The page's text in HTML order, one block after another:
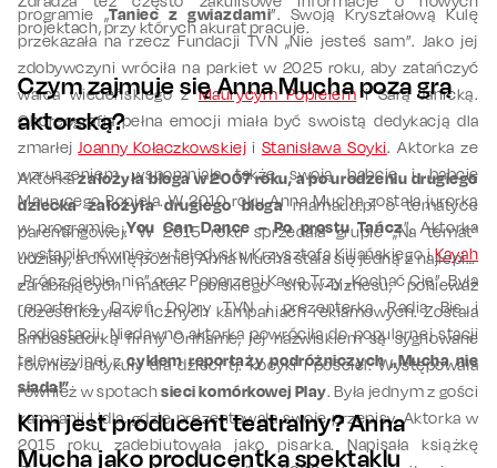
projektach, przy których akurat pracuje.
programie „Taniec z gwiazdami”. Swoją Kryształową Kulę
przekazała na rzecz Fundacji TVN „Nie jesteś sam”. Jako jej
zdobywczyni wróciła na parkiet w 2025 roku, aby zatańczyć
walca wiedeńskiego zMaurycym Popielemi Sarą Janicką.
Choreografia pełna emocji miała być swoistą dedykacją dla
zmarłej Joanny Kołaczkowskiej i Stanisława Soyki. Aktorka ze
wzruszeniem wspomniała także swoją babcię i babcię
Maurycego Popiela. W 2010 roku Anna Mucha została jurorką
w programie „You Can Dance – Po prostu Tańcz”. Aktorka
wystąpiła również w teledysku Krzysztofa Kiljańskiego iKayah
„Prócz ciebie, nic” oraz Poparzeni Kawą Trzy „Kochać Cię”. Była
reporterką Dzień Dobry TVN i prezenterką Radia Bis i
Radiostacji. Niedawno aktorka powróciła do popularnej stacji
telewizyjnej zcyklem reportaży podróżniczych „Mucha nie
siada!”
Czym zajmuje się Anna Mucha poza grą
aktorską?
Aktorkazałożyła bloga w 2007 roku, a po urodzeniu drugiego
dziecka założyła drugiego blogamamaud.pl o tematyce
parentingowej. W 2015 roku sprzedała grupie „Na temat”
udziały, a chwilę później Anna Mucha stała się jedną z najlepiej
zarabiających matek polskiego show-biznesu, ponieważ
uczestniczyła w licznych kampaniach reklamowych. Została
ambasadorką firmy Oriflame, jej nazwiskiem są sygnowane
również artykuły dla dzieci tj. kocyki i pościel. Występowała
również w spotachsieci komórkowej Play. Była jednym z gości
kampanii Lidla, gdzie prezentowała swoje przepisy. Aktorka w
2015 roku zadebiutowała jako pisarka. Napisała książkę
Kim jest producent teatralny? Anna
Mucha jako producentka spektaklu